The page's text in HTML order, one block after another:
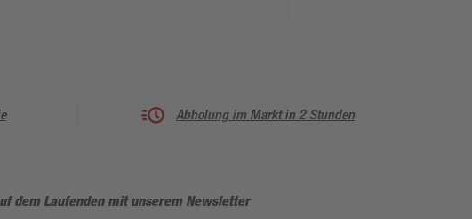
Abholung im Markt in 2 Stunden
dem Laufenden mit unserem Newsletter